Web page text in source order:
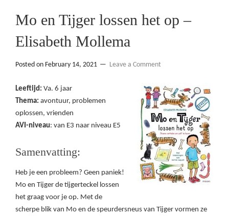
Mo en Tijger lossen het op –
Elisabeth Mollema
Posted on February 14, 2021 Leave a Comment
Leeftijd: Va. 6 jaar
Thema: avontuur, problemen
oplossen, vrienden
AVI-niveau: van E3 naar niveau E5
Samenvatting:
Heb je een probleem? Geen paniek!
Mo en Tijger de tijgerteckel lossen
het graag voor je op. Met de
scherpe blik van Mo en de speurdersneus van Tijger vormen ze